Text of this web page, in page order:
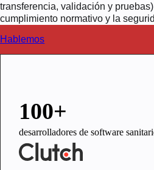
transferencia, validación y
cumplimiento normativo y la
Hablemos
100+
desarrolladores de software